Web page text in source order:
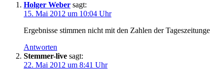
Holger Weber sagt:
15. Mai 2012 um 10:04 Uhr
Ergebnisse stimmen nicht mit den Zahlen der
Antworten
Stemmer-live sagt:
22. Mai 2012 um 8:41 Uhr